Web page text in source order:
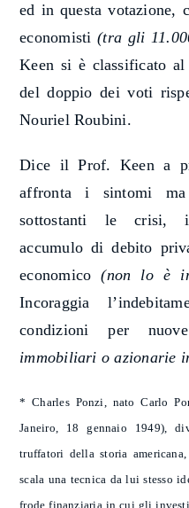
ed in questa votazione,
economisti(tra gli
Keen si è classificato
del doppio dei voti
Nouriel Roubini.
Dice il Prof. Keen a
affronta i sintomi
sottostanti le crisi,
accumulo di debito
economico(non lo è
Incoraggia
condizioni per
immobiliari o azionarie
* Charles Ponzi, nato Carlo
Janeiro, 18 gennaio 1949),
truffatori della storia
scala una tecnica da lui stesso
frode finanziaria in cui gli